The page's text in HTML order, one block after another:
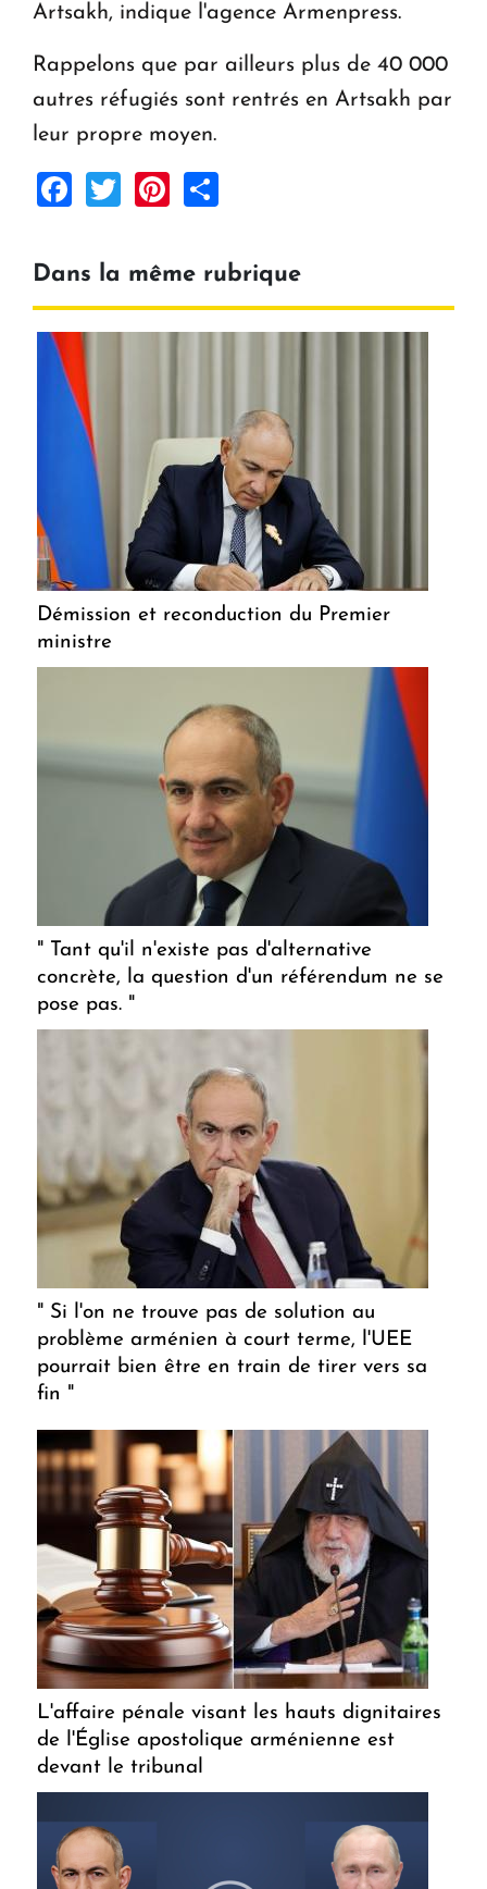
Artsakh, indique l'agence Armenpress.
Rappelons que par ailleurs plus de 40 000
autres réfugiés sont rentrés en Artsakh par
leur propre moyen.
Facebook
TwitterPinterest
Dans la même rubrique
Démission et reconduction du Premier
ministre
" Tant qu'il n'existe pas d'alternative
concrète, la question d'un référendum ne se
pose pas. "
" Si l'on ne trouve pas de solution au
problème arménien à court terme, l'UEE
pourrait bien être en train de tirer vers sa
fin "
L'affaire pénale visant les hauts dignitaires
de l'Église apostolique arménienne est
devant le tribunal